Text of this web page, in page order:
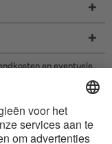
en eventuele
beschreven
gebruik van dergelijke